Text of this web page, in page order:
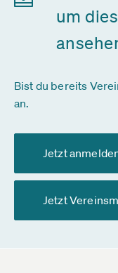
um
Bist du bereits
an.
Jetzt
Jetzt